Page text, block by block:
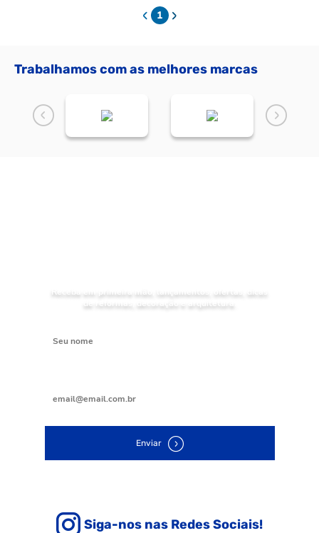
1
Trabalhamos com as melhores marcas
Receba em primeira mão, lançamentos, ofertas, dicas
de reformas, decoração e arquitetura.
Enviar
Siga-nos nas Redes Sociais!